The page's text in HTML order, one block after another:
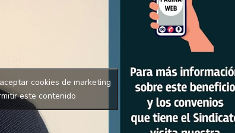
cookies de marketing
este contenido